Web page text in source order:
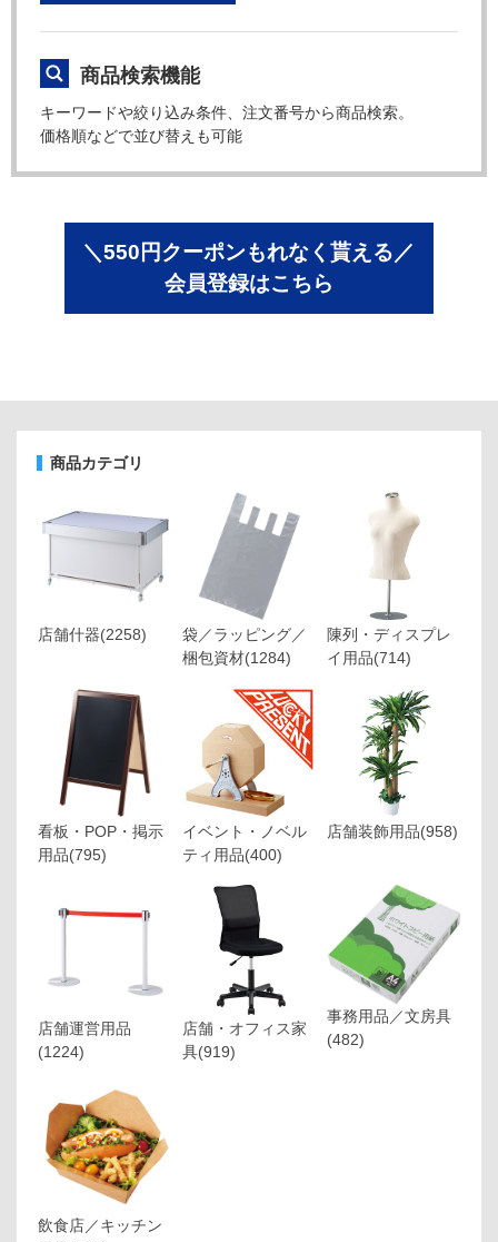
商品検索機能
キーワードや絞り込み条件、注文番号から商品検索。
価格順などで並び替えも可能
＼550円クーポンもれなく貰える／
会員登録はこちら
商品カテゴリ
店舗什器(2258)
袋／ラッピング／
梱包資材(1284)
陳列・ディスプレ
イ用品(714)
看板・POP・掲示
用品(795)
イベント・ノベル
ティ用品(400)
店舗装飾用品(958)
店舗運営用品
(1224)
店舗・オフィス家
具(919)
事務用品／文房具
(482)
飲食店／キッチン